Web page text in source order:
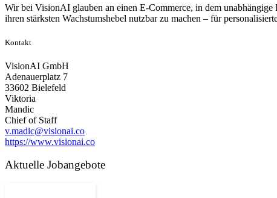
Wir bei VisionAI glauben an einen E-Commerce, in dem
ihren stärksten Wachstumshebel nutzbar zu machen – für
Kontakt
VisionAI GmbH
Adenauerplatz 7
33602 Bielefeld
Viktoria
Mandic
Chief of Staff
v.madic@visionai.co
https://www.visionai.co
Aktuelle Jobangebote